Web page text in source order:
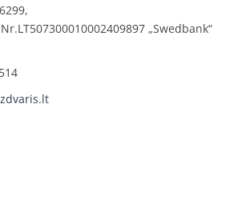
„Swedbank“